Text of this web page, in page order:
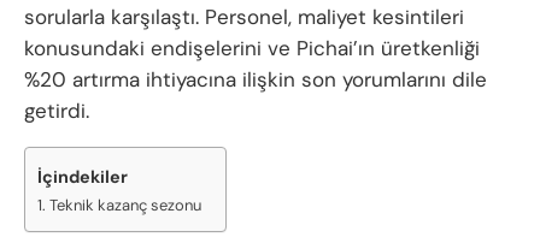
sorularla karşılaştı. Personel, maliyet kesintileri
konusundaki endişelerini ve Pichai’ın üretkenliği
%20 artırma ihtiyacına ilişkin son yorumlarını dile
getirdi.
İçindekiler
Teknik kazanç sezonu